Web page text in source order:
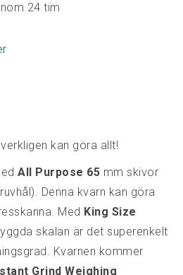
24 tim
kan göra allt!
All Purpose 65 mm skivor
Denna kvarn kan göra
Med King Size
skalan är det superenkelt
Kvarnen kommer
Grind Weighing